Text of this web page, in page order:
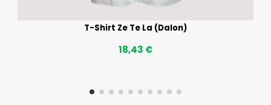
T-Shirt Ze Te La (Dalon)
18,43 €